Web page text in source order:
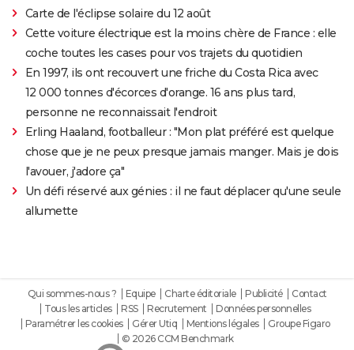
Carte de l'éclipse solaire du 12 août
Cette voiture électrique est la moins chère de France : elle
coche toutes les cases pour vos trajets du quotidien
En 1997, ils ont recouvert une friche du Costa Rica avec
12 000 tonnes d'écorces d'orange. 16 ans plus tard,
personne ne reconnaissait l'endroit
Erling Haaland, footballeur : "Mon plat préféré est quelque
chose que je ne peux presque jamais manger. Mais je dois
l'avouer, j'adore ça"
Un défi réservé aux génies : il ne faut déplacer qu'une seule
allumette
Qui sommes-nous ? Equipe Charte éditoriale Publicité
Contact
Tous les articles
RSS Recrutement
Données personnelles
Paramétrer les cookies
Gérer Utiq Mentions légales
Groupe Figaro
© 2026 CCM Benchmark